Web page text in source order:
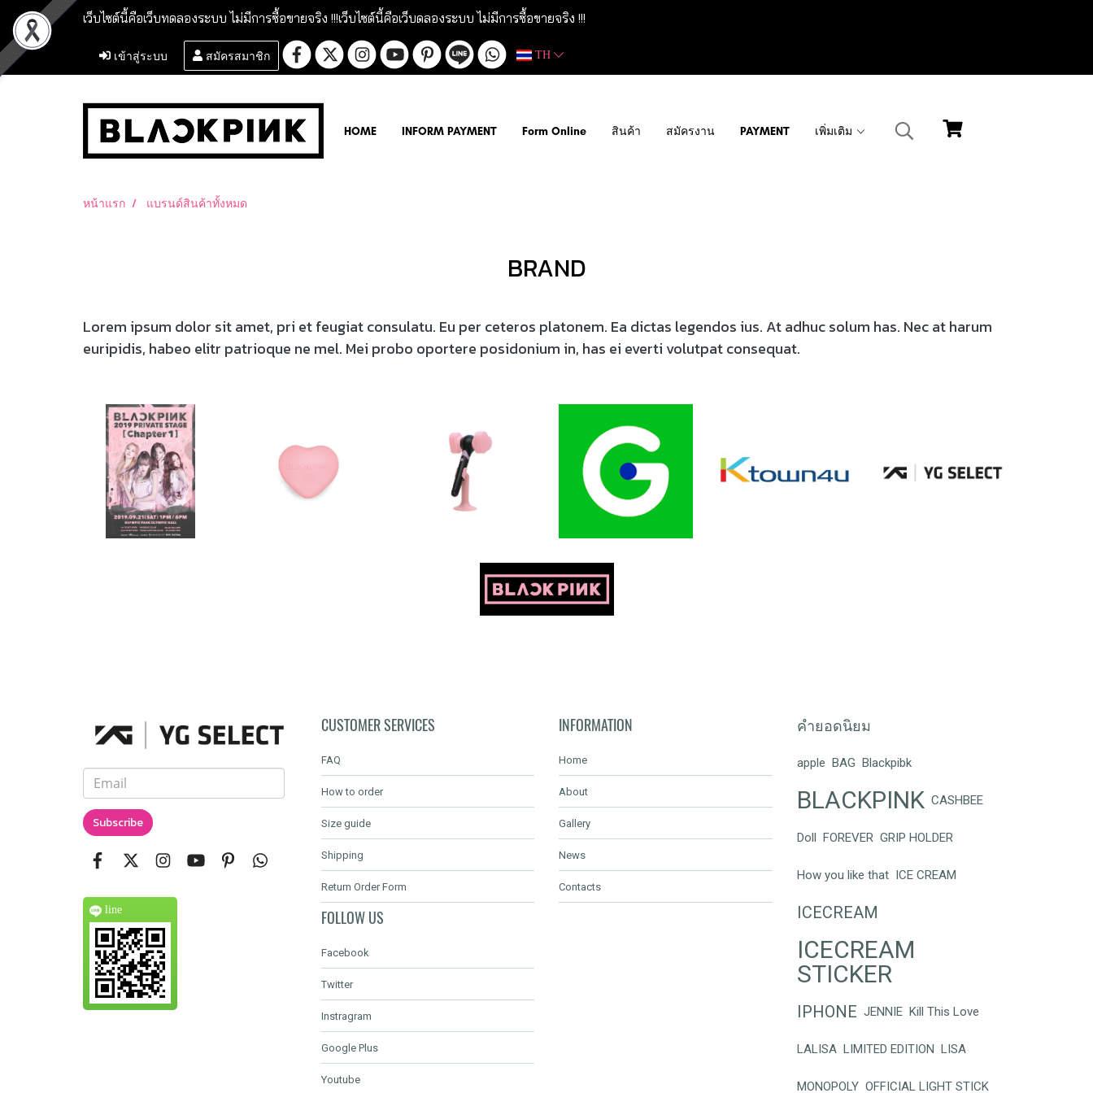
เว็บไซต์นี้คือเว็บทดลองระบบ ไม่มีการซื้อขายจริง !!!เว็บไซต์นี้คือเว็บดลองระบบ ไม่มีการซื้อขายจริง !!!
เข้าสู่ระบบ สมัครสมาชิก TH
HOME INFORM PAYMENT Form Online สินค้า สมัครงาน PAYMENT เพิ่มเติม
หน้าแรก แบรนด์สินค้าทั้งหมด
BRAND
Lorem ipsum dolor sit amet, pri et feugiat consulatu. Eu per ceteros platonem. Ea dictas legendos ius. At adhuc solum has. Nec at harum
euripidis, habeo elitr patrioque ne mel. Mei probo oportere posidonium in, has ei everti volutpat consequat.
Subscribe
line
CUSTOMER SERVICES
FAQ
How to order
Size guide
Shipping
Return Order Form
INFORMATION
Home
About
Gallery
News
Contacts
FOLLOW US
Facebook
Twitter
Instragram
Google Plus
Youtube
คำยอดนิยม
apple BAG Blackpibk
BLACKPINK CASHBEE
Doll FOREVER GRIP HOLDER
How you like that ICE CREAM
ICECREAM
ICECREAM
STICKER
IPHONE JENNIE Kill This Love
LALISA LIMITED EDITION LISA
MONOPOLY OFFICIAL LIGHT STICK